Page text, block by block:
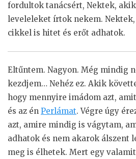
fordultok tanácsért, Nektek,
leveleleket írtok nekem.
cikkel is hitet és erőt adhatok.
Eltűntem. Nagyon. Még mindig
kezdjem… Nehéz ez. Akik
hogy mennyire imádom azt,
és az én Perlámat. Végre úgy
azt, amire mindig is vágytam,
adhatok és nem akarok álszent
meg is élhetek. Mert egy